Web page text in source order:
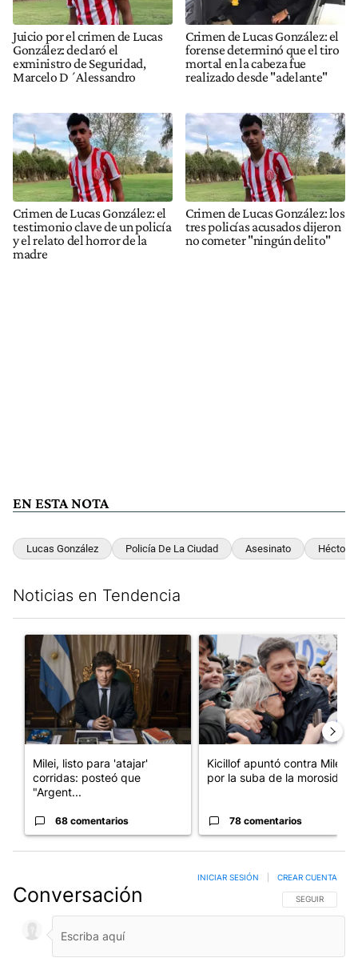
Juicio por el crimen de Lucas
González: declaró el
exministro de Seguridad,
Marcelo D´Alessandro
Crimen de Lucas González: el
forense determinó que el tiro
mortal en la cabeza fue
realizado desde "adelante"
Crimen de Lucas González: el
testimonio clave de un policía
y el relato del horror de la
madre
Crimen de Lucas González: los
tres policías acusados dijeron
no cometer "ningún delito"
EN ESTA NOTA
Lucas González Policía De La Ciudad Asesinato Héctor
Noticias en Tendencia
Un artículo de tendencia con el título "Milei, listo para 'atajar'
Milei, listo para 'atajar'
corridas: posteó que
"Argent...
68 comentarios
Un artículo de tendencia con
Kicillof apuntó contra Milei
por la suba de la morosida...
78 comentarios
Conversación SIGA ESTA
SEGUIR
INICIAR SESIÓN CREAR CUENTA